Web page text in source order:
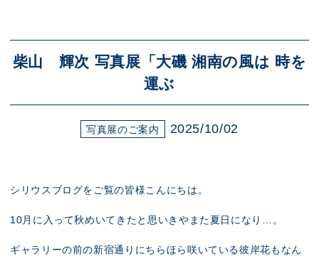
柴山 輝次 写真展「大磯 湘南の風は 時を
運ぶ
写真展のご案内 2025/10/02
シリウスブログをご覧の皆様こんにちは。
10月に入って秋めいてきたと思いきやまた夏日になり…。
ギャラリーの前の新宿通りにちらほら咲いている彼岸花もなん
アクセス
ブログ